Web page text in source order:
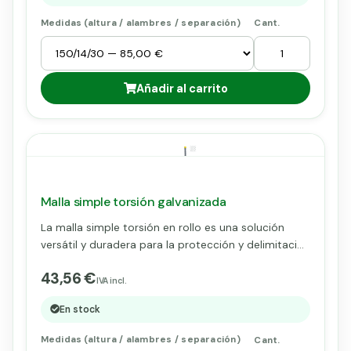
Medidas (altura / alambres / separación) Cant.
Añadir al carrito
Malla simple torsión galvanizada
La malla simple torsión en rollo es una solución
versátil y duradera para la protección y delimitación
alambre de acero galvanizado, esta malla ofrece
convierte en una opción ideal para cercados de
43,56 €IVA incl.
En stock
Medidas (altura / alambres / separación) Cant.